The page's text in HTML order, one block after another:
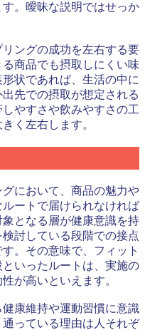
。曖昧な説明ではせっか
ングの成功を左右する要
商品でも摂取しにくい味
状であれば、生活の中に
先での摂取が想定される
やすさや飲みやすさの工
く左右します。
において、商品の魅力や
ートで届けられなければ
となる層が健康意識を持
討している段階での接点
。その意味で、フィット
いったルートは、実施の
が高いといえます。
康維持や運動習慣に意識
っている理由は人それぞ